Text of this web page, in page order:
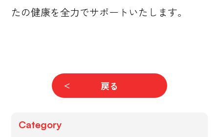
たの健康を全力でサポートいたします。
戻る
Category